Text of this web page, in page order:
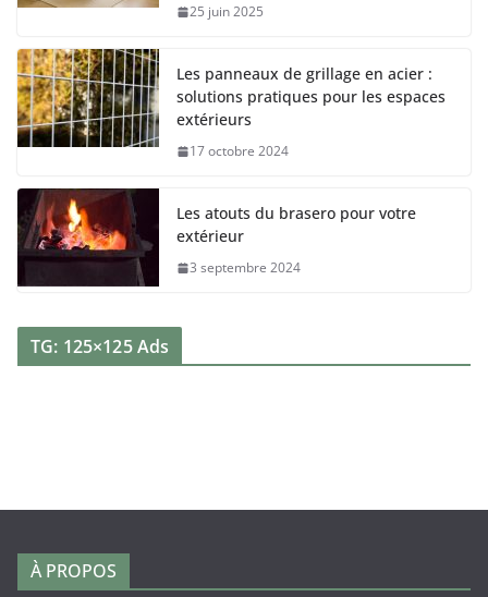
25 juin 2025
Les panneaux de grillage en acier :
solutions pratiques pour les espaces
extérieurs
17 octobre 2024
Les atouts du brasero pour votre
extérieur
3 septembre 2024
TG: 125×125 Ads
À PROPOS